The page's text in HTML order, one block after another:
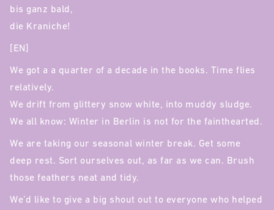
bis ganz bald,
die Kraniche!
[EN]
We got a a quarter of a decade in the books. Time flies
relatively.
We drift from glittery snow white, into muddy sludge.
We all know: Winter in Berlin is not for the fainthearted.
We are taking our seasonal winter break. Get some
deep rest. Sort ourselves out, as far as we can. Brush
those feathers neat and tidy.
We’d like to give a big shout out to everyone who helped